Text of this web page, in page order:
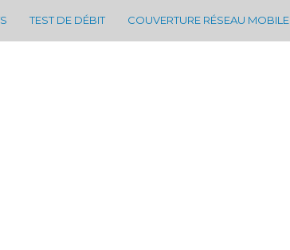
TEST DE DÉBIT COUVERTURE RÉSEAU MOBILE